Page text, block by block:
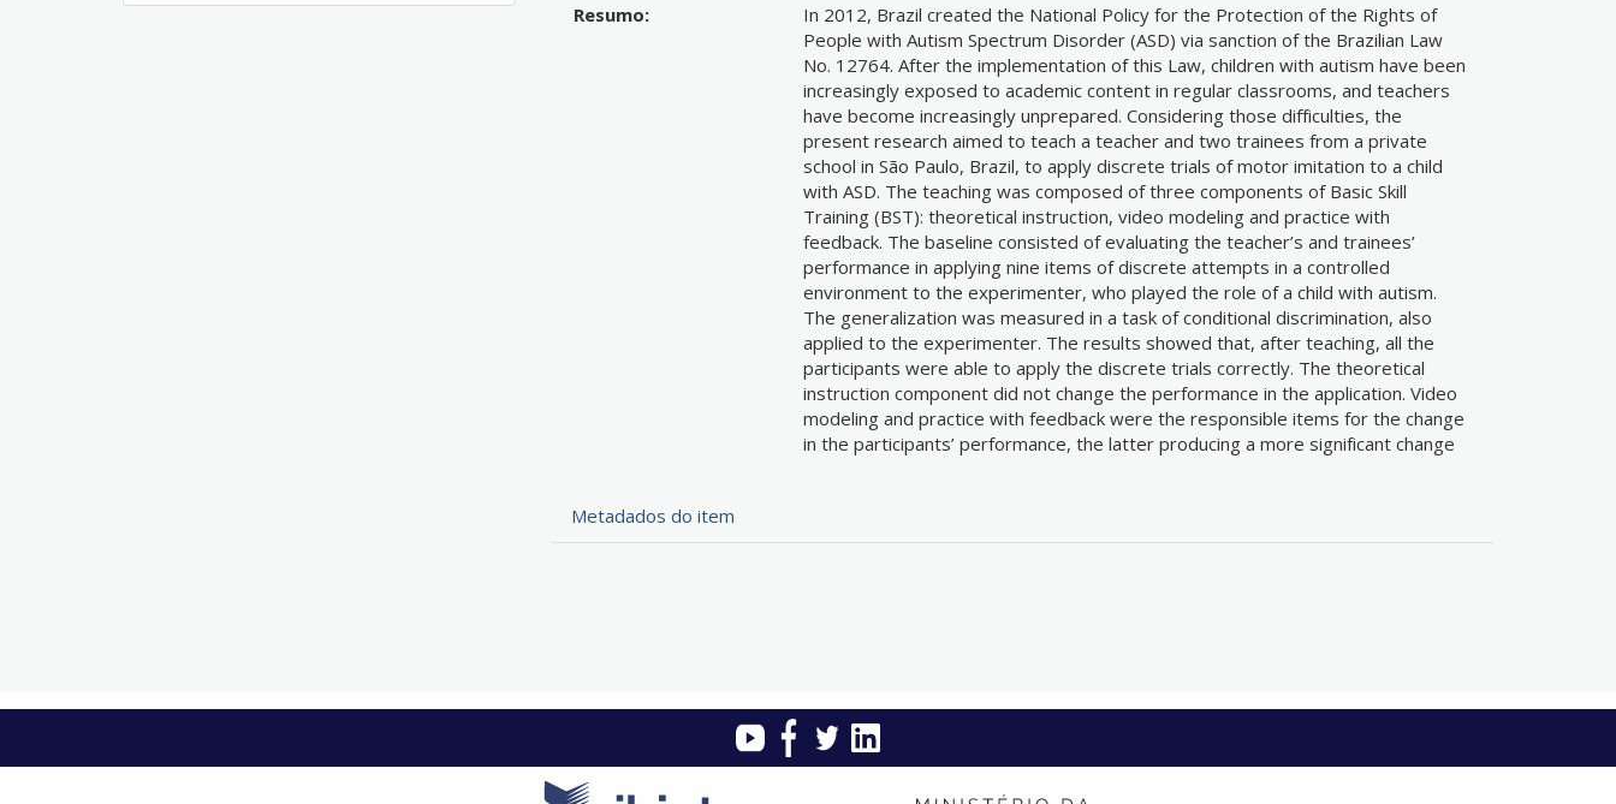
Resumo:
In 2012, Brazil created the National Policy for the Protection of the Rights of
People with Autism Spectrum Disorder (ASD) via sanction of the Brazilian Law
No. 12764. After the implementation of this Law, children with autism have been
increasingly exposed to academic content in regular classrooms, and teachers
have become increasingly unprepared. Considering those difficulties, the
present research aimed to teach a teacher and two trainees from a private
school in São Paulo, Brazil, to apply discrete trials of motor imitation to a child
with ASD. The teaching was composed of three components of Basic Skill
Training (BST): theoretical instruction, video modeling and practice with
feedback. The baseline consisted of evaluating the teacher’s and trainees’
performance in applying nine items of discrete attempts in a controlled
environment to the experimenter, who played the role of a child with autism.
The generalization was measured in a task of conditional discrimination, also
applied to the experimenter. The results showed that, after teaching, all the
participants were able to apply the discrete trials correctly. The theoretical
instruction component did not change the performance in the application. Video
modeling and practice with feedback were the responsible items for the change
in the participants’ performance, the latter producing a more significant change
Metadados do item